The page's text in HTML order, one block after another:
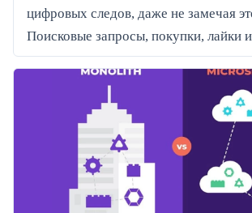
цифровых следов, даже не замечая
Поисковые запросы, покупки, лайки